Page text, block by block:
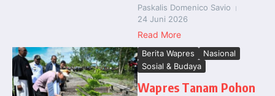
Paskalis Domenico Savio
24 Juni 2026
Read More
Berita Wapres
Nasional
Sosial & Budaya
Wapres Tanam Pohon